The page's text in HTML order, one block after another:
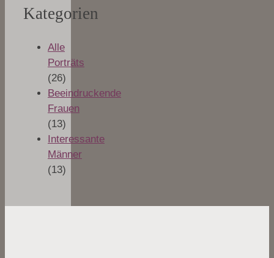
Kategorien
Alle
Porträts
(26)
Beeindruckende
Frauen
(13)
Interessante
Männer
(13)